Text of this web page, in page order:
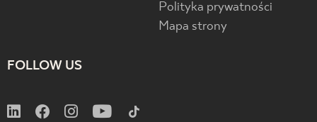
Polityka prywatności
Mapa strony
FOLLOW US